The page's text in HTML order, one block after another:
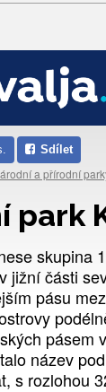
Sdílet
a přírodní
park
skupina
jižní části
pásu
pásem
název
s rozlohou